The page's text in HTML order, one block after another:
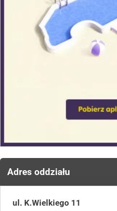
Adres oddziału
ul. K.Wielkiego 11